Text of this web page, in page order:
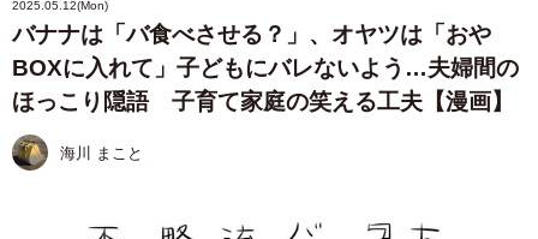
2025.05.12(Mon)
バナナは「バ食べさせる？」、オヤツは「おや
BOXに入れて」子どもにバレないよう…夫婦間の
ほっこり隠語 子育て家庭の笑える工夫【漫画】
海川 まこと